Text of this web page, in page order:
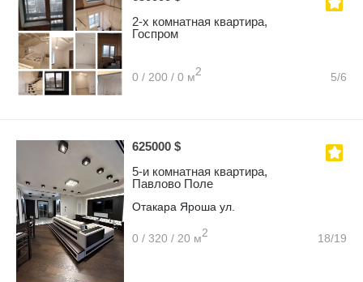
2-х комнатная квартира,
Госпром
0 / 200 / 0 м2 5/6
625000 $
5-и комнатная квартира,
Павлово Поле
Отакара Яроша ул.
0 / 320 / 20 м2 18/19